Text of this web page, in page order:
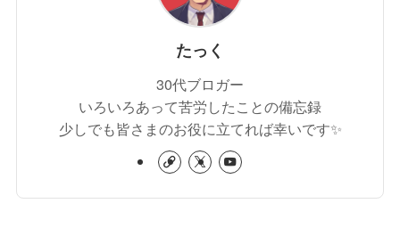
たっく
30代ブロガー
いろいろあって苦労したことの備忘録
少しでも皆さまのお役に立てれば幸いです✨